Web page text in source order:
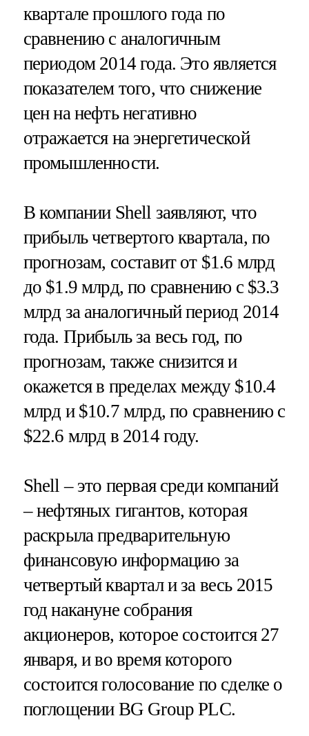
квартале прошлого года по
сравнению с аналогичным
периодом 2014 года. Это является
показателем того, что снижение
цен на нефть негативно
отражается на энергетической
промышленности.
В компании Shell заявляют, что
прибыль четвертого квартала, по
прогнозам, составит от $1.6 млрд
до $1.9 млрд, по сравнению с $3.3
млрд за аналогичный период 2014
года. Прибыль за весь год, по
прогнозам, также снизится и
окажется в пределах между $10.4
млрд и $10.7 млрд, по сравнению с
$22.6 млрд в 2014 году.
Shell – это первая среди компаний
– нефтяных гигантов, которая
раскрыла предварительную
финансовую информацию за
четвертый квартал и за весь 2015
год накануне собрания
акционеров, которое состоится 27
января, и во время которого
состоится голосование по сделке о
поглощении BG Group PLC.